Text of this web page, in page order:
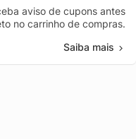
aviso de cupons antes
no carrinho de compras.
Saiba mais